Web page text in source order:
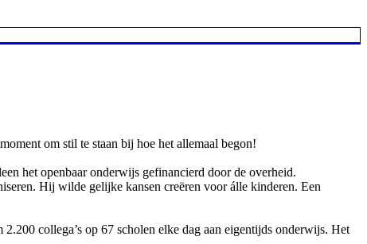
om stil te staan bij hoe het allemaal begon!
het openbaar onderwijs gefinancierd door de overheid.
Hij wilde gelijke kansen creëren voor álle kinderen. Een
collega’s op 67 scholen elke dag aan eigentijds onderwijs. Het